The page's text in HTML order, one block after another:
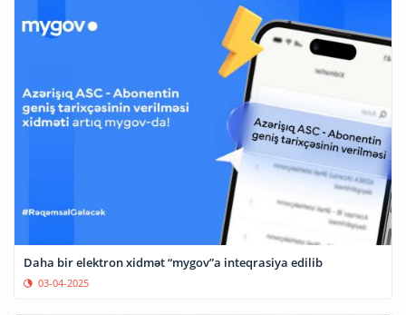
Daha bir elektron xidmət “mygov”a inteqrasiya edilib
03-04-2025